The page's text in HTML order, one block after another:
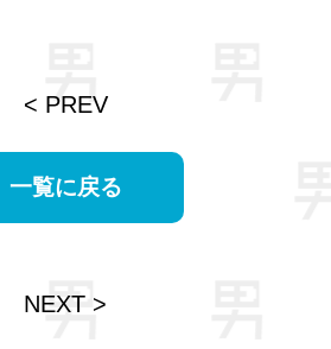
< PREV
一覧に戻る
NEXT >